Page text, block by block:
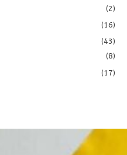
(2)
(16)
(43)
(8)
(17)